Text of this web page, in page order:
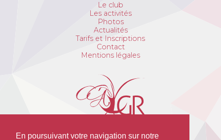
En poursuivant votre navigation sur notre
Le club
Les activités
Photos
Actualités
Tarifs et Inscriptions
Contact
Mentions légales